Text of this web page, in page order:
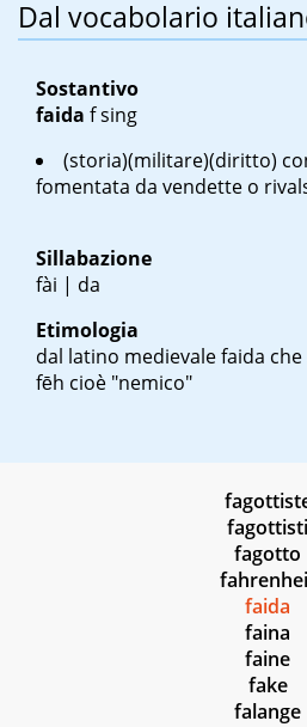
Dal vocabolario
Sostantivo
faida f sing
(storia)(militare)(diritto)
fomentata da vendette o
Sillabazione
fài | da
Etimologia
dal latino medievalefaida
fēh cioè "nemico"
fagottisti
fagotto
faida
faina
faine
fake
falange